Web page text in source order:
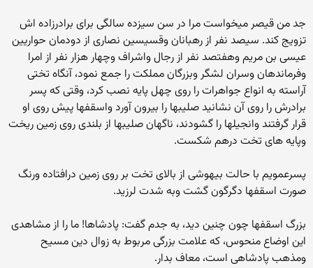
جد من قیصر میخواست مرا در سن سیزده سالگى براى برادرزاده اش
تزویج کند. سیصد نفر از رهبانان وقسیسین نصارى از دودمان حواریین
عیسى بن مریم وهفتصد نفر از رجال واشراف وچهار هزار نفر از امرا
وفرماندهان وسران لشگر وبزرگان مملکت را جمع نمود، آنگاه تختى
آراسته به انواع جواهرات را روى چهل پایه نصب کرد، وقتى که پسر
برادرش را روى آن نشانید صلیبها را بیرون آورد واسقفها پیش روى او
قرار گرفتند وانجیلها را گشودند، ناگهان صلیبها از بلندى روى زمین ریخت
وپایه هاى تخت درهم شکست.
پسرعمویم با حالت بیهوشى از بالاى تخت بر روى زمین درافتاده ورنگ
صورت اسقفها دگرگون گشت وبه شدت لرزید.
بزرگ اسقفها چون چنین دید، به جدم گفت: پادشاها! ما را از مشاهدى
این اوضاع منحوس، که علامت بزرگى مربوط به زوال دین مسیح
ومذهب پادشاهى است، معاف بدار.